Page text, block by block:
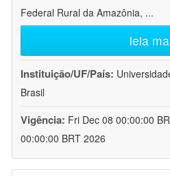
Federal Rural da Amazônia, ...
leia
Instituição/UF/País:
Brasil
Vigência: Fri Dec 08 00:00:00
00:00:00 BRT 2026